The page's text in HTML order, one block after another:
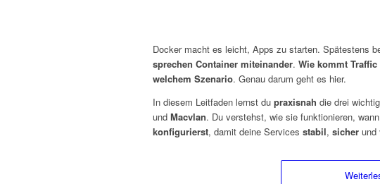
Docker macht es leicht, Apps zu starten. Spätestens
sprechen Container miteinander. Wie kommt
welchem Szenario. Genau darum geht es hier.
In diesem Leitfaden lernst du praxisnah die drei
und Macvlan. Du verstehst, wie sie funktionieren,
konfigurierst, damit deine Services stabil, sicher und